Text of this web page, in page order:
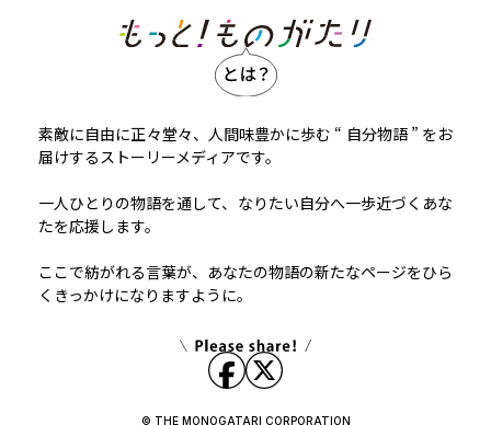
素敵に自由に正々堂々、人間味豊かに歩む “ 自分物語 ” をお
届けするストーリーメディアです。
一人ひとりの物語を通して、なりたい自分へ一歩近づくあな
たを応援します。
ここで紡がれる言葉が、あなたの物語の新たなページをひら
くきっかけになりますように。
© THE MONOGATARI CORPORATION